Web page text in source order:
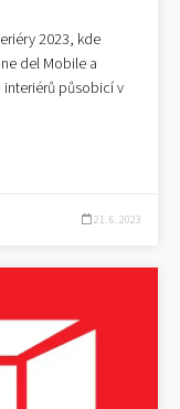
2023, kde
del Mobile a
působicí v
21. 6. 2023